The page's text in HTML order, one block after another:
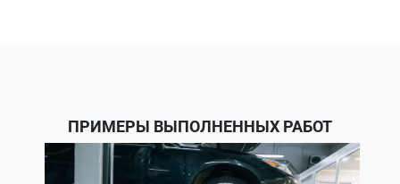
ПРИМЕРЫ ВЫПОЛНЕННЫХ РАБОТ